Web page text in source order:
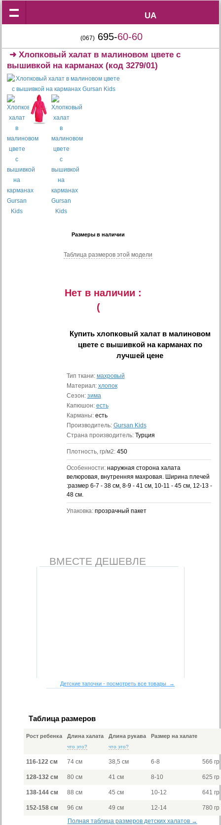
UA
UA
(067) 695-60-60
➜Хлопковый халат в малиновом цвете с
вышивкой на карманах (код 3279/01)
Размеры в наличии
Таблица размеров этой модели
Нет в наличии :
(
Купить хлопковый халат в малиновом
цвете с вышивкой на карманахпо
лучшей цене
Тип ткани: махровый
Материал: хлопок
Сезон: зима
Капюшон: есть
Карманы: есть
Производитель: Gursan Kids
Страна производитель: Турция
Плотность, гр/м2: 450
Особенности: наружная сторона халата
велюровая, внутренняя махровая. Ширина плечей
:размер 6-7 - 38 см, 8-9 - 41 см, 10-11 - 45 см, 12-13 -
48 см.
Упаковка: прозрачный пакет
ВМЕСТЕ ДЕШЕВЛЕ
Детские тапочки - посмотреть все товары →
Таблица размеров
Рост ребенка Длина халата
что это?
Длина рукава
что это?
Размер на халате
116-122 см 74 см 38,5 см 6-8 566 гр
128-132 см 80 см 41 см 8-10 625 гр
138-144 см 88 см 45 см 10-12 641 гр
152-158 см 96 см 49 см 12-14
780 гр
Полная таблица размеров детских халатов →